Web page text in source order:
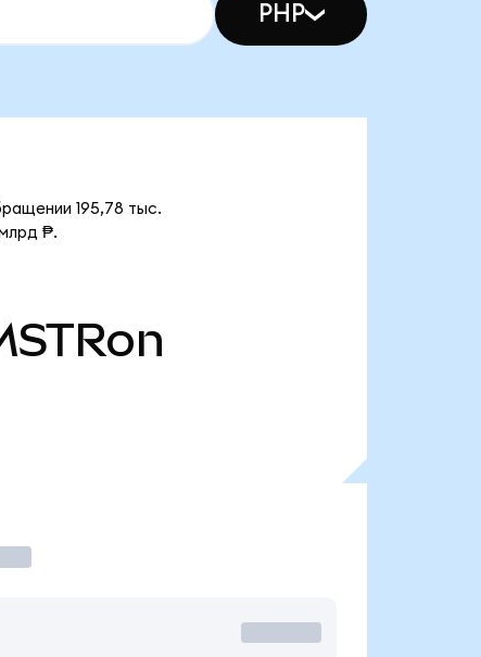
PHP
195,78 тыс.
₱.